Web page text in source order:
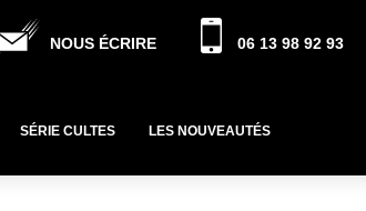
NOUS ÉCRIRE 06 13 98 92 93
SÉRIE CULTES LES NOUVEAUTÉS